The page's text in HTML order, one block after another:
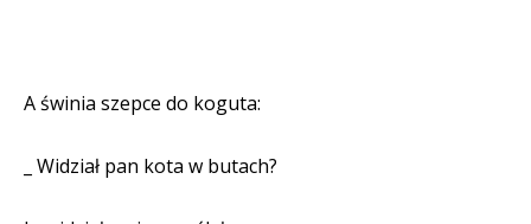
A świnia szepce do koguta:
_ Widział pan kota w butach?